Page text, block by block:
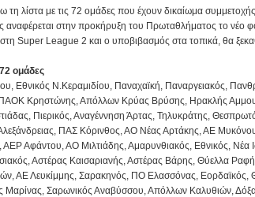
τη λίστα με τις 72 ομάδες που έχουν δικαίωμα
αναφέρεται στην προκήρυξη του Πρωταθλήματος το νέο
Super League 2 και ο υποβιβασμός στα τοπικά, θα
ομάδες
Εθνικός Ν.Κεραμιδίου, Παναχαϊκή, Παναργειακός,
Κρηστώνης, Απόλλων Κρύας Βρύσης, Ηρακλής
Πιερικός, Αναγέννηση Άρτας, Τηλυκράτης,
ΠΑΣ Κόρινθος, ΑΟ Νέας Αρτάκης, ΑΕ
ΑΕΡ Αφάντου, ΑΟ Μιλτιάδης, Αμαρυνθιακός, Εθνικός,
Αστέρας Καισαριανής, Αστέρας Βάρης, Θύελλα
ΑΕ Λευκίμμης, Σαρακηνός, ΠΟ Ελασσόνας,
Μαρίνας, Σαρωνικός Αναβύσσου, Απόλλων Καλυθιών,